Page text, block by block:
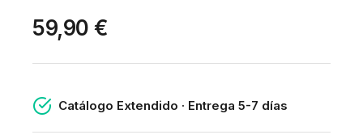
59,90 €
Catálogo Extendido · Entrega 5-7 días